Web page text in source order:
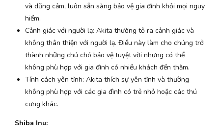
và dũng cảm, luôn sẵn sàng bảo vệ gia đình khỏi mọi nguy
hiểm.
Cảnh giác với người lạ: Akita thường tỏ ra cảnh giác và
không thân thiện với người lạ. Điều này làm cho chúng trở
thành những chú chó bảo vệ tuyệt vời nhưng có thể
không phù hợp với gia đình có nhiều khách đến thăm.
Tính cách yên tĩnh: Akita thích sự yên tĩnh và thường
không phù hợp với các gia đình có trẻ nhỏ hoặc các thú
cưng khác.
Shiba Inu: